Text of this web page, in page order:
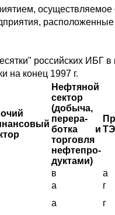
осуществляемое
российских ИБГ
на конец 1997 г.
Нефтяной
сектор
(добыча,
перера-
ботка и
торговля
нефтепро-
дуктами)
в
а
а
г
а
г